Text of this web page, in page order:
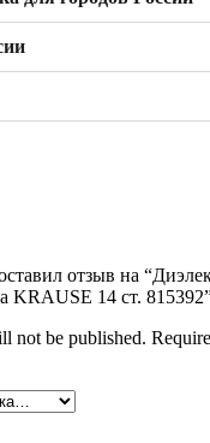
отзыв на
KRAUSE 14 ст.
not be published.